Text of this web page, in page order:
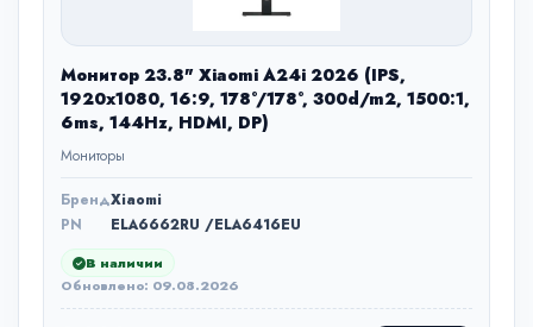
Монитор 23.8" Xiaomi A24i 2026 (IPS,
1920x1080, 16:9, 178°/178°, 300d/m2, 1500:1,
6ms, 144Hz, HDMI, DP)
Мониторы
БрендXiaomi
PN
ELA6662RU /ELA6416EU
В наличии
Обновлено: 09.08.2026